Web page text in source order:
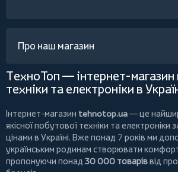
Про наш магазин
ТехноТоп — інтернет-магазин
техніки та електроніки в
Інтернет-магазин tehnotop.ua— це
якісної побутової техніки та електроніки
цінами в Україні. Вже понад 7 років ми
українським родинам створювати
пропонуючи понад 30 000 товаріввід